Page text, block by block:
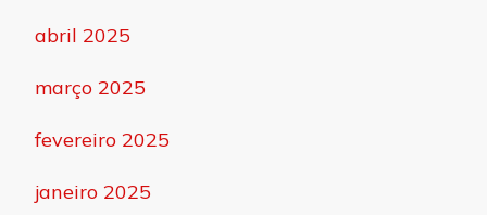
abril 2025
março 2025
fevereiro 2025
janeiro 2025